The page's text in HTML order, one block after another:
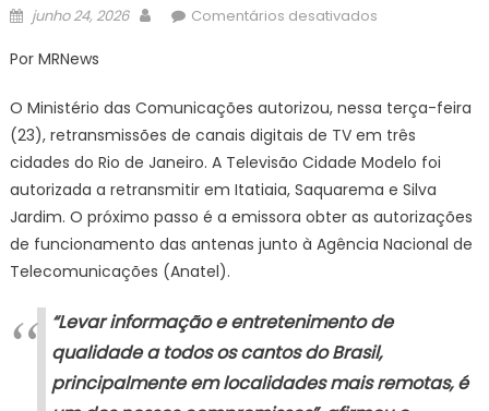
Posted
junho 24, 2026 AuthorComentários desativadosem
são
autorizadas
a
retransmitir
canais
digitais
Por MRNews
O Ministério das Comunicações autorizou, nessa terça-feira
(23), retransmissões de canais digitais de TV em três
cidades do Rio de Janeiro. A Televisão Cidade Modelo foi
autorizada a retransmitir em Itatiaia, Saquarema e Silva
Jardim. O próximo passo é a emissora obter as autorizações
de funcionamento das antenas junto à Agência Nacional de
Telecomunicações (Anatel).
“Levar informação e entretenimento de
qualidade a todos os cantos do Brasil,
principalmente em localidades mais remotas, é